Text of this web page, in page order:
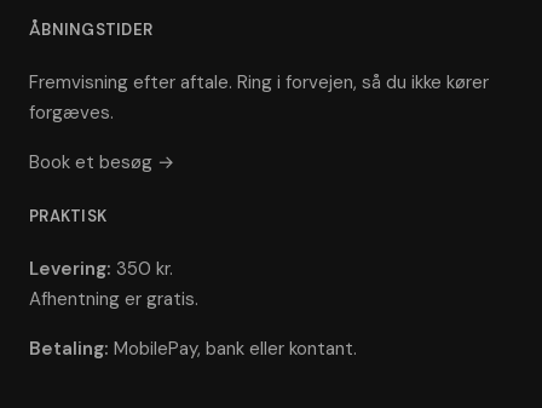
ÅBNINGSTIDER
Fremvisning efter aftale. Ring i forvejen, så du ikke kører
forgæves.
Book et besøg →
PRAKTISK
Levering: 350 kr.
Afhentning er gratis.
Betaling: MobilePay, bank eller kontant.